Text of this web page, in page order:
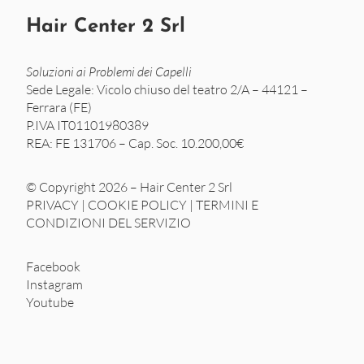
Hair Center 2 Srl
Soluzioni ai Problemi dei Capelli
Sede Legale: Vicolo chiuso del teatro 2/A – 44121 –
Ferrara (FE)
P.IVA IT01101980389
REA: FE 131706 – Cap. Soc. 10.200,00€
© Copyright 2026 – Hair Center 2 Srl
PRIVACY | COOKIE POLICY | TERMINI E
CONDIZIONI DEL SERVIZIO
Facebook
Instagram
Youtube